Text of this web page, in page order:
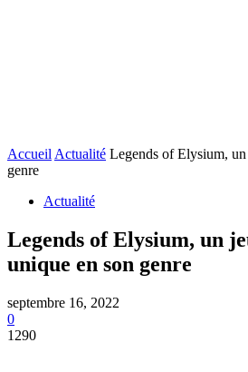
Accueil Actualité Legends of Elysium,
genre
Actualité
Legends of Elysium, un
unique en son genre
septembre 16, 2022
0
1290